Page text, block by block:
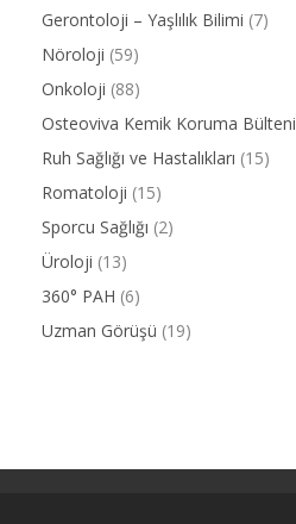
Gerontoloji – Yaşlılık Bilimi (7)
Nöroloji (59)
Onkoloji (88)
Osteoviva Kemik Koruma Bülteni
Ruh Sağlığı ve Hastalıkları (15)
Romatoloji (15)
Sporcu Sağlığı (2)
Üroloji (13)
360° PAH (6)
Uzman Görüşü (19)